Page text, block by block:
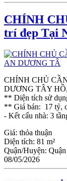
CHÍNH
trí đẹp Tại
CHÍNH CHỦ
DƯƠNG TÂY
** Diện tích sử
** Giá bán: 17 tỷ,
- Kết cấu nhà: 3
Giá: thỏa thuận
Diện tích: 81 m²
Quận/Huyện:
08/05/2026